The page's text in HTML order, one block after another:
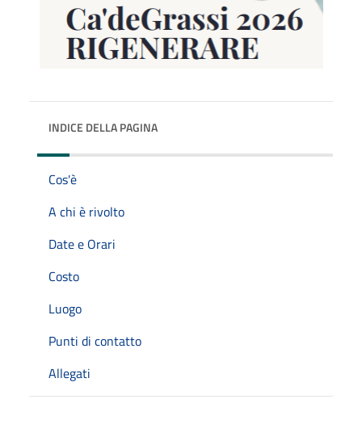
INDICE DELLA PAGINA
Cos'è
A chi è rivolto
Date e Orari
Costo
Luogo
Punti di contatto
Allegati